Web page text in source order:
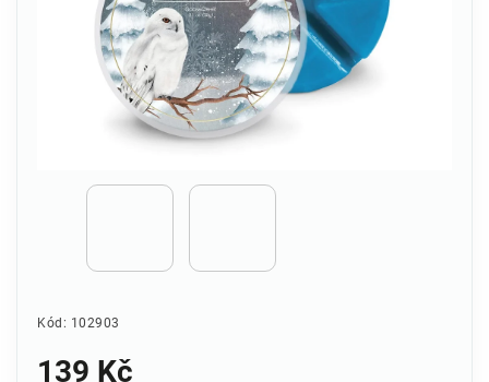
Kód: 102903
139 Kč